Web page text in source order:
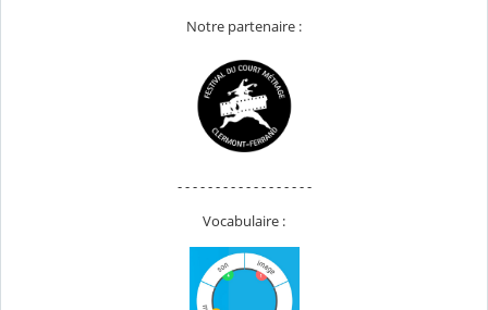
Notre partenaire :
- - - - - - - - - - - - - - - - - -
Vocabulaire :